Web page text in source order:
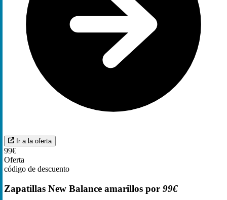
Ir a la oferta
99€
Oferta
código de descuento
Zapatillas New Balance amarillos por 99€